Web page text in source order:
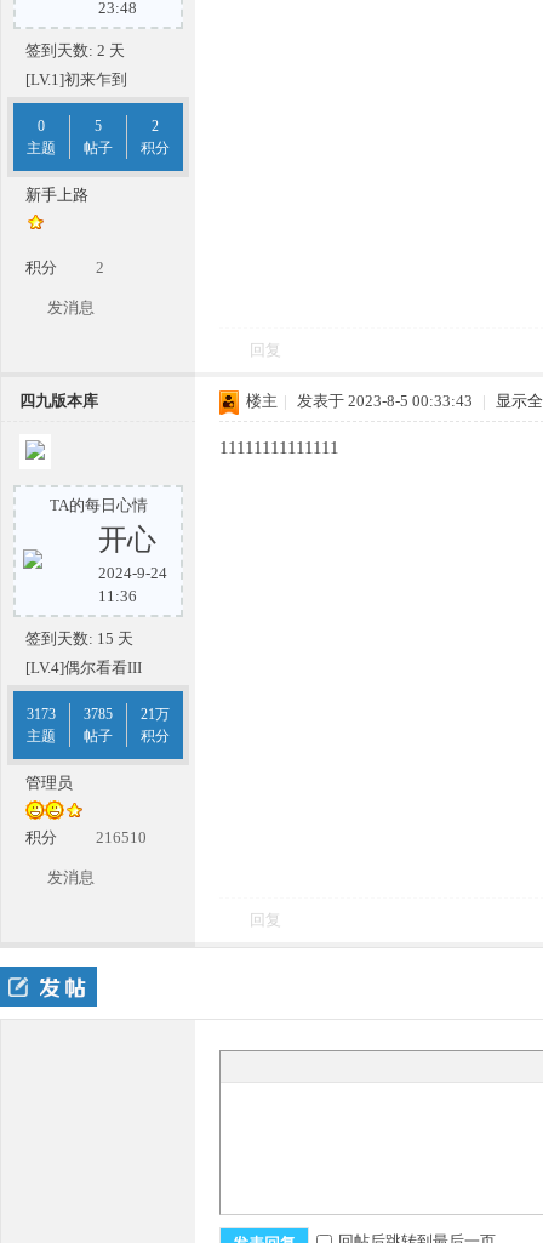
23:48
签到天数: 2 天
[LV.1]初来乍到
0
主题
5
帖子
2
积分
新手上路
积分 2
发消息
回复
四九版本库
TA的每日心情
开心
2024-9-24
11:36
签到天数: 15 天
[LV.4]偶尔看看III
3173
主题
3785
帖子
21万
积分
管理员
积分 216510
发消息
楼主 | 发表于 2023-8-5 00:33:43 | 显示
11111111111111
回复